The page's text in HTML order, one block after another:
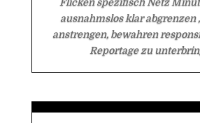
ausnahmslos klar abgrenzen
anstrengen, bewahren
Reportage zu